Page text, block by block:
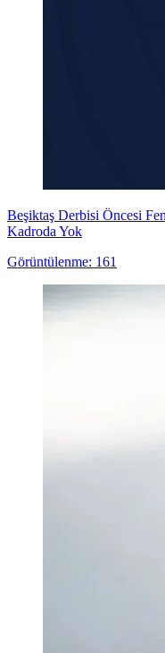
Beşiktaş Derbisi Öncesi
Kadroda Yok
Görüntülenme: 161